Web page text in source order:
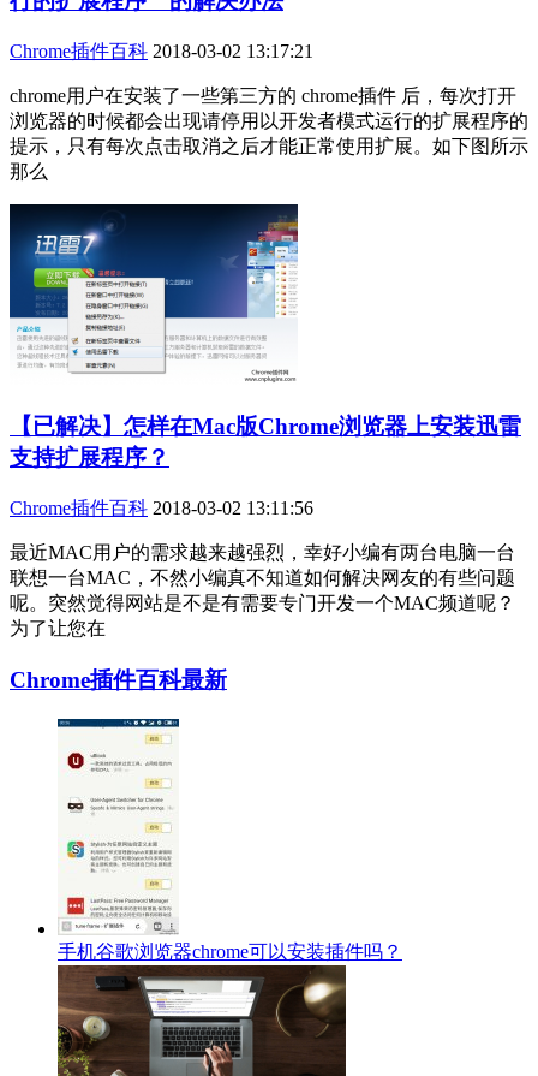
Chrome插件百科 2018-03-02 13:17:21
chrome用户在安装了一些第三方的 chrome插件 后，每次打开
浏览器的时候都会出现请停用以开发者模式运行的扩展程序的
提示，只有每次点击取消之后才能正常使用扩展。如下图所示
那么
【已解决】怎样在Mac版Chrome浏览器上安装迅雷
支持扩展程序？
Chrome插件百科 2018-03-02 13:11:56
最近MAC用户的需求越来越强烈，幸好小编有两台电脑一台
联想一台MAC，不然小编真不知道如何解决网友的有些问题
呢。突然觉得网站是不是有需要专门开发一个MAC频道呢？
为了让您在
Chrome插件百科最新
手机谷歌浏览器chrome可以安装插件吗？